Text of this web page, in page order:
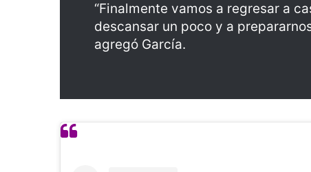
“Finalmente vamos a regresar a
descansar un poco y a
agregó García.